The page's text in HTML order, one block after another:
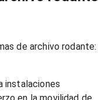
de archivo rodante:
instalaciones